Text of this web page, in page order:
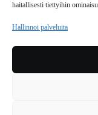
haitallisesti tiettyihin
Hallinnoi palveluita
JAKELUPAIKAT
REKISTERISELOSTE
TILAUKSEN
TILAUSOHJEET JA